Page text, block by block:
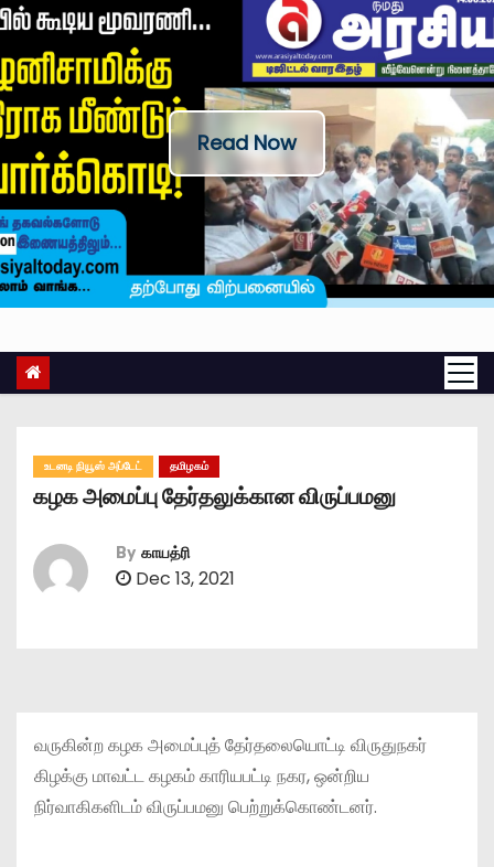
Read Now
உடனடி நியூஸ் அப்டேட் தமிழகம்
கழக அமைப்பு தேர்தலுக்கான விருப்பமனு
By காயத்ரி
Dec 13, 2021
வருகின்ற கழக அமைப்புத் தேர்தலையொட்டி விருதுநகர்
கிழக்கு மாவட்ட கழகம் காரியபட்டி நகர, ஒன்றிய
நிர்வாகிகளிடம் விருப்பமனு பெற்றுக்கொண்டனர்.